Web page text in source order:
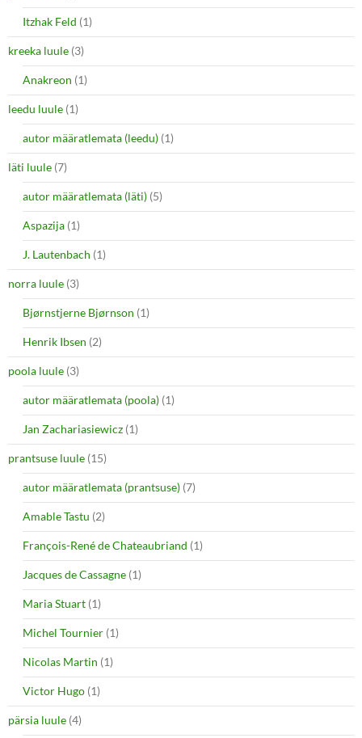
Itzhak Feld (1)
kreeka luule (3)
Anakreon (1)
leedu luule (1)
autor määratlemata (leedu) (1)
läti luule (7)
autor määratlemata (läti) (5)
Aspazija (1)
J. Lautenbach (1)
norra luule (3)
Bjørnstjerne Bjørnson (1)
Henrik Ibsen (2)
poola luule (3)
autor määratlemata (poola) (1)
Jan Zachariasiewicz (1)
prantsuse luule (15)
autor määratlemata (prantsuse) (7)
Amable Tastu (2)
François-René de Chateaubriand (1)
Jacques de Cassagne (1)
Maria Stuart (1)
Michel Tournier (1)
Nicolas Martin (1)
Victor Hugo (1)
pärsia luule (4)